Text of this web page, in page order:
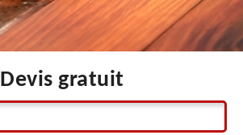
Devis gratuit